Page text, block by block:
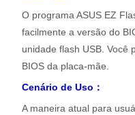
O programa ASUS EZ
facilmente a versão do
unidade flash USB. Você
BIOS da placa-mãe.
Cenário de Uso：
A maneira atual para